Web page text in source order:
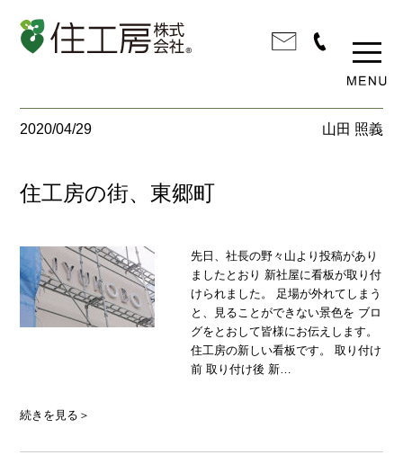
2020/04/29 山田 照義
住工房の街、東郷町
先日、社長の野々山より投稿があり
ましたとおり 新社屋に看板が取り付
けられました。 足場が外れてしまう
と、見ることができない景色を ブロ
グをとおして皆様にお伝えします。
住工房の新しい看板です。 取り付け
前 取り付け後 新…
続きを見る＞